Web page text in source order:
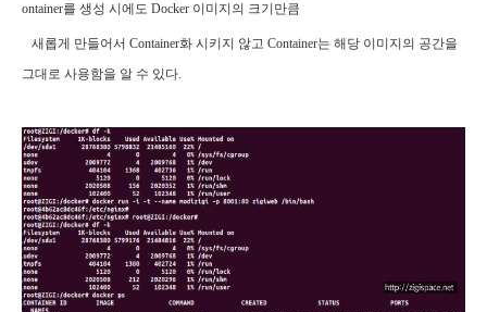
ontainer를 생성 시에도 Docker 이미지의 크기만큼
새롭게 만들어서 Container화 시키지 않고 Container는 해당 이미지의 공간을
그대로 사용함을 알 수 있다.